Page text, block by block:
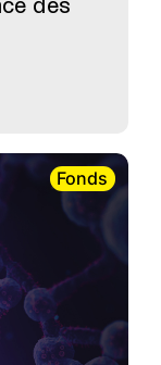
des
Fonds